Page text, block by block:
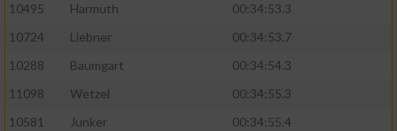
10495
Harmuth
00:34:53.3
10724
Liebner
00:34:53.7
10288
Baumgart
00:34:54.3
11098
Wetzel
00:34:55.3
10581
Junker
00:34:55.4